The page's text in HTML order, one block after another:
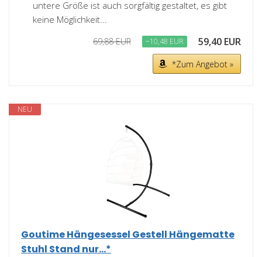
untere Größe ist auch sorgfältig gestaltet, es gibt
keine Möglichkeit...
69,88 EUR −10,48 EUR 59,40 EUR
*Zum Angebot »
NEU
Goutime Hängesessel Gestell Hängematte
Stuhl Stand nur...*